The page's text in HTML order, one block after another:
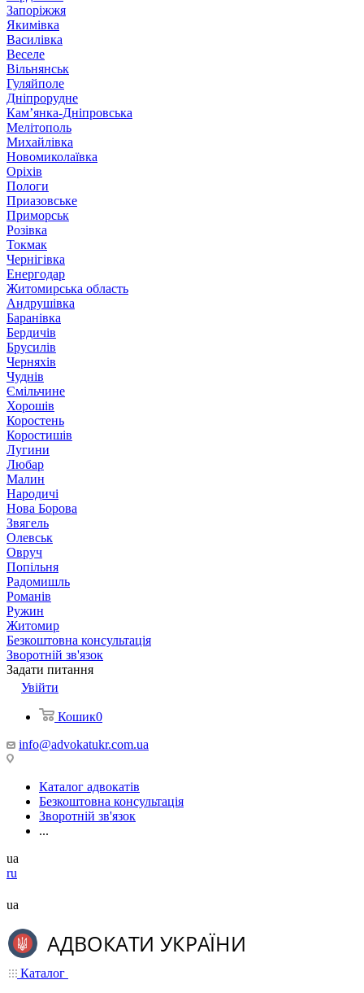
Запоріжжя
Якимівка
Василівка
Веселе
Вільнянськ
Гуляйполе
Дніпрорудне
Кам’янка-Дніпровська
Мелітополь
Михайлівка
Новомиколаївка
Оріхів
Пологи
Приазовське
Приморськ
Розівка
Токмак
Чернігівка
Енергодар
Житомирська область
Андрушівка
Баранівка
Бердичів
Брусилів
Черняхів
Чуднів
Ємільчине
Хорошів
Коростень
Коростишів
Лугини
Любар
Малин
Народичі
Нова Борова
Звягель
Олевськ
Овруч
Попільня
Радомишль
Романів
Ружин
Житомир
Безкоштовна консультація
Зворотній зв'язок
Задати питання
Увійти
Кошик0
info@advokatukr.com.ua
Каталог адвокатів
Безкоштовна консультація
Зворотній зв'язок
...
ua
ru
ua
Каталог